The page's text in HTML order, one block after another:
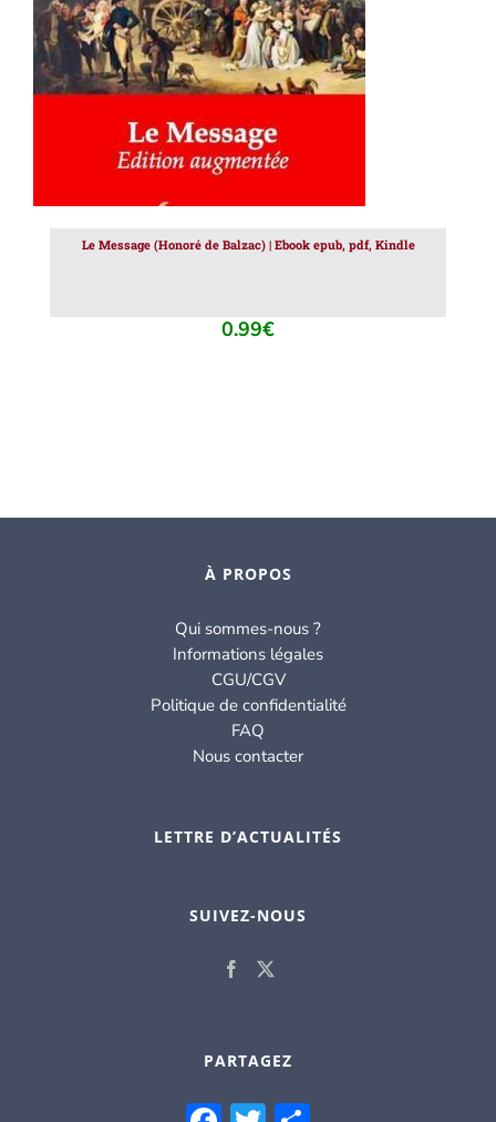
Le Message (Honoré de Balzac) | Ebook epub, pdf, Kindle
0.99€
À PROPOS
Qui sommes-nous ?
Informations légales
CGU/CGV
Politique de confidentialité
FAQ
Nous contacter
LETTRE D’ACTUALITÉS
SUIVEZ-NOUS
PARTAGEZ